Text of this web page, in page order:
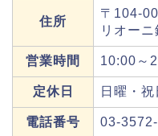
住所
〒104-
リオー
営業時間 10:00～
定休日 日曜・祝
電話番号 03-